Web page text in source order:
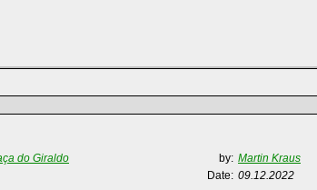
do Giraldo by: Martin Kraus
Date: 09.12.2022